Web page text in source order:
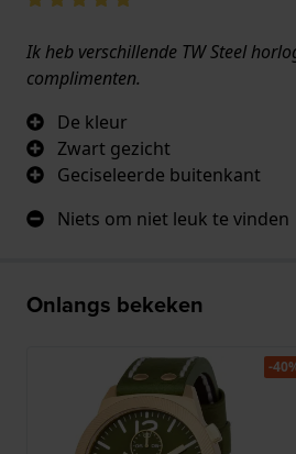
Ik heb verschillende TW Steel
complimenten.
De kleur
Zwart gezicht
Geciseleerde buitenkant
Niets om niet leuk te vinden
Onlangs bekeken
-